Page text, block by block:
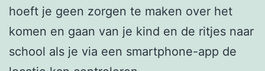
hoeft je geen zorgen te maken over het
komen en gaan van je kind en de ritjes naar
school als je via een smartphone-app de